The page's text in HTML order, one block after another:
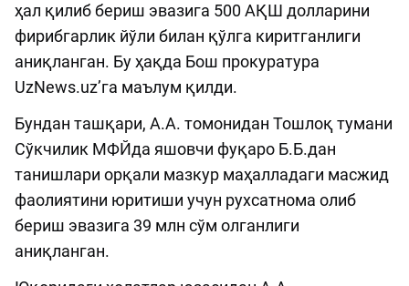
ҳал қилиб бериш эвазига 500 АҚШ долларини
фирибгарлик йўли билан қўлга киритганлиги
аниқланган. Бу ҳақда Бош прокуратура
UzNews.uz’га маълум қилди.
Бундан ташқари, А.А. томонидан Тошлоқ тумани
Сўкчилик МФЙда яшовчи фуқаро Б.Б.дан
танишлари орқали мазкур маҳалладаги масжид
фаолиятини юритиши учун рухсатнома олиб
бериш эвазига 39 млн сўм олганлиги
аниқланган.